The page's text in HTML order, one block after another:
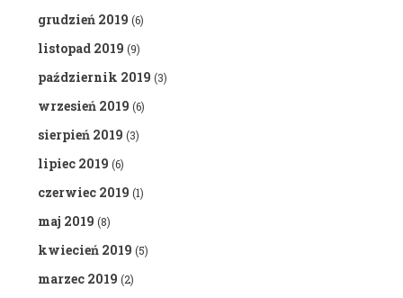
grudzień 2019 (6)
listopad 2019 (9)
październik 2019 (3)
wrzesień 2019 (6)
sierpień 2019 (3)
lipiec 2019 (6)
czerwiec 2019 (1)
maj 2019 (8)
kwiecień 2019 (5)
marzec 2019 (2)